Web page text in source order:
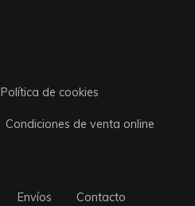
Política de cookies
Condiciones de venta online
Envíos Contacto